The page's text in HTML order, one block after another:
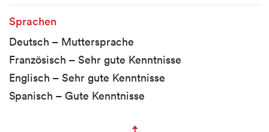
Sprachen
Deutsch – Muttersprache
Französisch – Sehr gute Kenntnisse
Englisch – Sehr gute Kenntnisse
Spanisch – Gute Kenntnisse